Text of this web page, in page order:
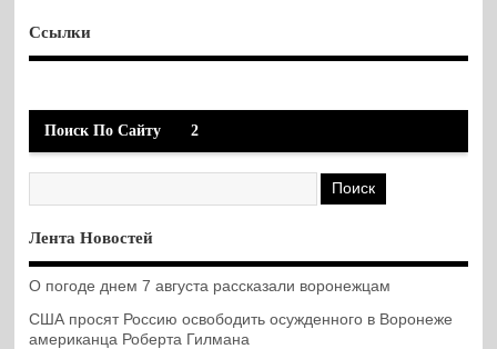
Ссылки
Поиск По Сайту 2
Лента Новостей
О погоде днем 7 августа рассказали воронежцам
США просят Россию освободить осужденного в Воронеже
американца Роберта Гилмана